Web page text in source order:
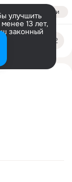
Войти
улучшить
13 лет,
законный